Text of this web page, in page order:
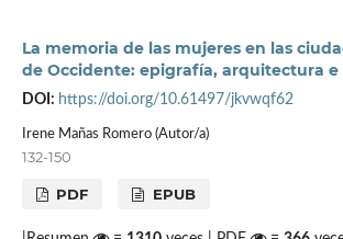
La memoria de las mujeres en las
de Occidente: epigrafía, arquitectura
DOI: https://doi.org/10.61497/jkvwqf62
Irene Mañas Romero (Autor/a)
132-150
PDF EPUB